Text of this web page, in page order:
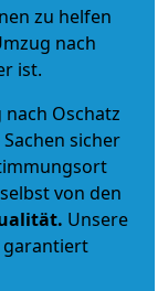
zu helfen
nach
ist.
Oschatz
sicher
von den
. Unsere
garantiert